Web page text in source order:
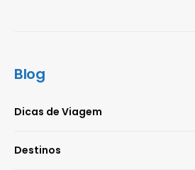
Blog
Dicas de Viagem
Destinos